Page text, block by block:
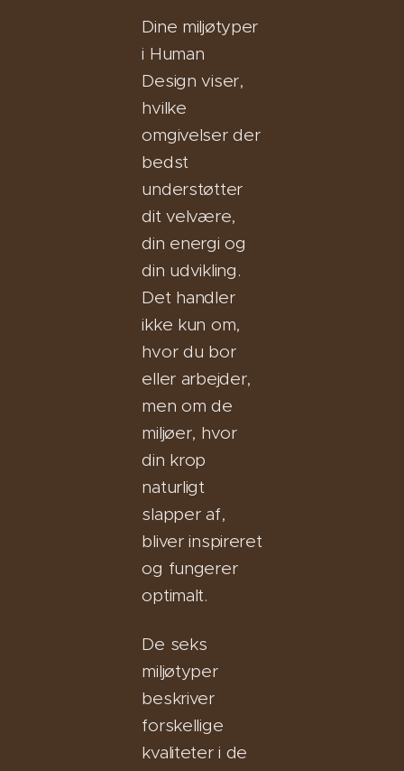
Dine miljøtyper
i Human
Design viser,
hvilke
omgivelser der
bedst
understøtter
dit velvære,
din energi og
din udvikling.
Det handler
ikke kun om,
hvor du bor
eller arbejder,
men om de
miljøer, hvor
din krop
naturligt
slapper af,
bliver inspireret
og fungerer
optimalt.
De seks
miljøtyper
beskriver
forskellige
kvaliteter i de